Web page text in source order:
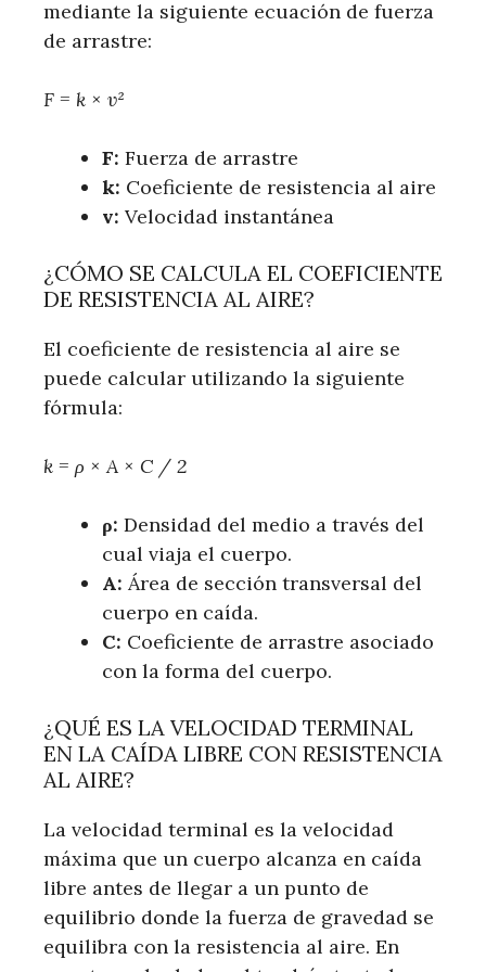
mediante la siguiente ecuación de fuerza
de arrastre:
F = k × v²
F: Fuerza de arrastre
k: Coeficiente de resistencia al aire
v: Velocidad instantánea
¿CÓMO SE CALCULA EL COEFICIENTE
DE RESISTENCIA AL AIRE?
El coeficiente de resistencia al aire se
puede calcular utilizando la siguiente
fórmula:
k = ρ × A × C / 2
ρ: Densidad del medio a través del
cual viaja el cuerpo.
A: Área de sección transversal del
cuerpo en caída.
C: Coeficiente de arrastre asociado
con la forma del cuerpo.
¿QUÉ ES LA VELOCIDAD TERMINAL
EN LA CAÍDA LIBRE CON RESISTENCIA
AL AIRE?
La velocidad terminal es la velocidad
máxima que un cuerpo alcanza en caída
libre antes de llegar a un punto de
equilibrio donde la fuerza de gravedad se
equilibra con la resistencia al aire. En